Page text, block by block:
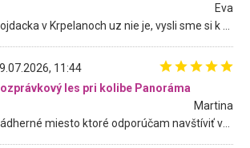
Eva
11:44
les pri kolibe Panoráma
Martina